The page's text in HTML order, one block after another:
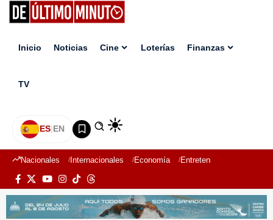
Inicio Noticias Cine Loterías Finanzas
TV
ES|EN
Nacionales Internacionales Economía Entretenimiento